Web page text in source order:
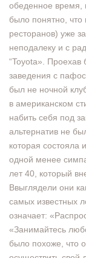
обеденное время,
было понятно, что
ресторанов) уже
неподалеку и с
“Toyota». Проехав
заведения с
был не ночной
в американском
набить себя под
альтернатив не
которая состояла
одной менее
лет 40, который
Ввыглядели они
самых известных
означает:
«Занимайтесь
было похоже, что